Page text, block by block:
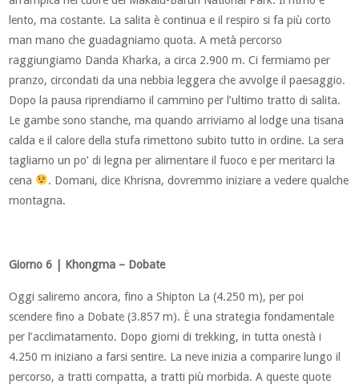
lento, ma costante. La salita è continua e il respiro si fa più corto
man mano che guadagniamo quota. A metà percorso
raggiungiamo Danda Kharka, a circa 2.900 m. Ci fermiamo per
pranzo, circondati da una nebbia leggera che avvolge il paesaggio.
Dopo la pausa riprendiamo il cammino per l’ultimo tratto di salita.
Le gambe sono stanche, ma quando arriviamo al lodge una tisana
calda e il calore della stufa rimettono subito tutto in ordine. La sera
tagliamo un po’ di legna per alimentare il fuoco e per meritarci la
cena
. Domani, dice Khrisna, dovremmo iniziare a vedere qualche
montagna.
Giorno 6 | Khongma – Dobate
Oggi saliremo ancora, fino a Shipton La (4.250 m), per poi
scendere fino a Dobate (3.857 m). È una strategia fondamentale
per l’acclimatamento. Dopo giorni di trekking, in tutta onestà i
4.250 m iniziano a farsi sentire. La neve inizia a comparire lungo il
percorso, a tratti compatta, a tratti più morbida. A queste quote